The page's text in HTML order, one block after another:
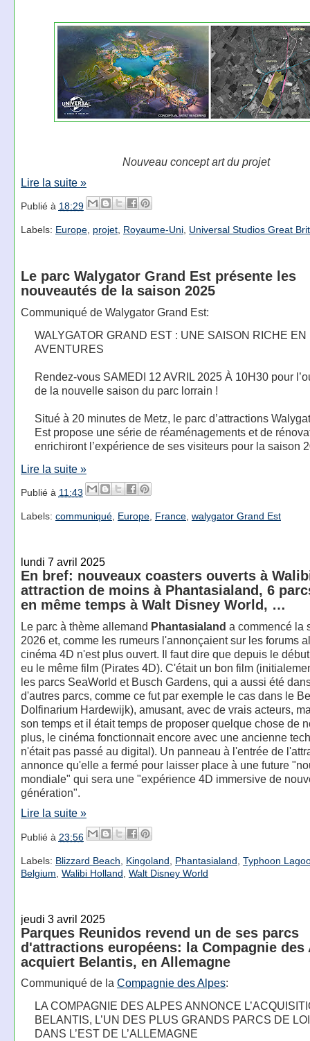
Nouveau concept art du projet
Lire la suite »
Publié à 18:29
Labels: Europe, projet, Royaume-Uni, Universal Studios Great
Le parc Walygator Grand Est présente les
nouveautés de la saison 2025
Communiqué de Walygator Grand Est:
WALYGATOR GRAND EST : UNE SAISON RICHE EN
AVENTURES
Rendez-vous SAMEDI 12 AVRIL 2025 À 10H30 pour
de la nouvelle saison du parc lorrain !
Situé à 20 minutes de Metz, le parc d’attractions
Est propose une série de réaménagements et de
enrichiront l’expérience de ses visiteurs pour la saison
Lire la suite »
Publié à 11:43
Labels: communiqué, Europe, France, walygator Grand Est
lundi 7 avril 2025
En bref: nouveaux coasters ouverts à
attraction de moins à Phantasialand, 6
en même temps à Walt Disney World, …
Le parc à thème allemand Phantasialand a commencé la
2026 et, comme les rumeurs l'annonçaient sur les forums
cinéma 4D n'est plus ouvert. Il faut dire que depuis le
eu le même film (Pirates 4D). C'était un bon film
les parcs SeaWorld et Busch Gardens, qui a aussi été
d'autres parcs, comme ce fut par exemple le cas dans le
Dolfinarium Hardewijk), amusant, avec de vrais acteurs,
son temps et il était temps de proposer quelque chose de
plus, le cinéma fonctionnait encore avec une ancienne
n'était pas passé au digital). Un panneau à l'entrée de
annonce qu'elle a fermé pour laisser place à une future
mondiale" qui sera une "expérience 4D immersive de
génération".
Lire la suite »
Publié à 23:56
Labels: Blizzard Beach Kingoland Phantasialand Typhoon
Belgium Walibi Holland Walt Disney World
jeudi 3 avril 2025
Parques Reunidos revend un de ses parcs
d'attractions européens: la Compagnie des
acquiert Belantis, en Allemagne
Communiqué de la Compagnie des Alpes:
LA COMPAGNIE DES ALPES ANNONCE
BELANTIS, L’UN DES PLUS GRANDS PARCS DE
DANS L’EST DE L’ALLEMAGNE